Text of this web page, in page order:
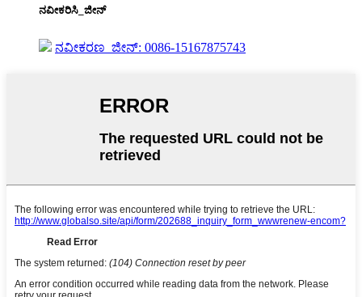
ನವೀಕರಿಸಿ_ಜೀನ್
ನವೀಕರಣ_ಜೀನ್: 0086-15167875743